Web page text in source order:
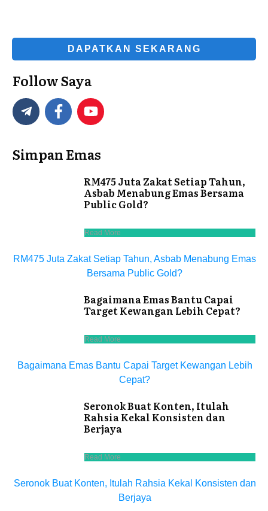
DAPATKAN SEKARANG
Follow Saya
Simpan Emas
RM475 Juta Zakat Setiap Tahun,
Asbab Menabung Emas Bersama
Public Gold?
Read More
RM475 Juta Zakat Setiap Tahun, Asbab Menabung Emas
Bersama Public Gold?
Bagaimana Emas Bantu Capai
Target Kewangan Lebih Cepat?
Read More
Bagaimana Emas Bantu Capai Target Kewangan Lebih
Cepat?
Seronok Buat Konten, Itulah
Rahsia Kekal Konsisten dan
Berjaya
Read More
Seronok Buat Konten, Itulah Rahsia Kekal Konsisten dan
Berjaya